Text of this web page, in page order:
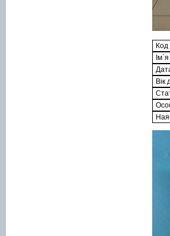
Код
Вік